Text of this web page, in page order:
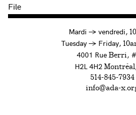
File
Mardi →à
vendredi,
Tuesday →toFriday,
4001 RueBerri,
H2L 4H2 Montréal
514-845-7934
info@ada-